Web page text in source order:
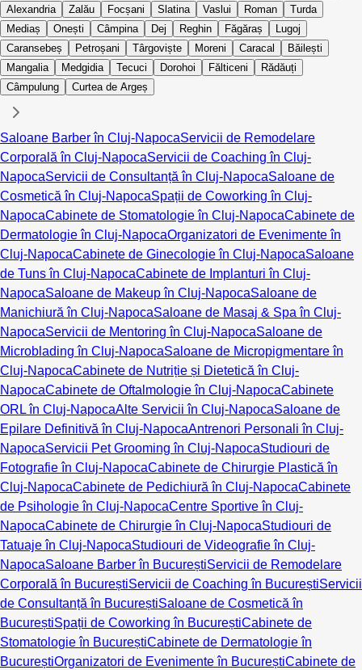
Alexandria
Zalău Focșani Slatina Vaslui Roman
Turda
Mediaș
Onești Câmpina Dej Reghin Făgăraș
Lugoj
Caransebeș
Petroșani Târgoviște Moreni Caracal
Băilești
Mangalia
Medgidia Tecuci Dorohoi Fălticeni
Rădăuți
Câmpulung
Curtea de Argeș
Saloane Barber în Cluj-NapocaServicii de Remodelare
Corporală în Cluj-NapocaServicii de Coaching în Cluj-
NapocaServicii de Consultanță în Cluj-NapocaSaloane de
Cosmetică în Cluj-NapocaSpații de Coworking în Cluj-
NapocaCabinete de Stomatologie în Cluj-NapocaCabinete de
Dermatologie în Cluj-NapocaOrganizatori de Evenimente în
Cluj-NapocaCabinete de Ginecologie în Cluj-NapocaSaloane
de Tuns în Cluj-NapocaCabinete de Implanturi în Cluj-
NapocaSaloane de Makeup în Cluj-NapocaSaloane de
Manichiură în Cluj-NapocaSaloane de Masaj & Spa în Cluj-
NapocaServicii de Mentoring în Cluj-NapocaSaloane de
Microblading în Cluj-NapocaSaloane de Micropigmentare în
Cluj-NapocaCabinete de Nutriție și Dietetică în Cluj-
NapocaCabinete de Oftalmologie în Cluj-NapocaCabinete
ORL în Cluj-NapocaAlte Servicii în Cluj-NapocaSaloane de
Epilare Definitivă în Cluj-NapocaAntrenori Personali în Cluj-
NapocaServicii Pet Grooming în Cluj-NapocaStudiouri de
Fotografie în Cluj-NapocaCabinete de Chirurgie Plastică în
Cluj-NapocaCabinete de Pedichiură în Cluj-NapocaCabinete
de Psihologie în Cluj-NapocaCentre Sportive în Cluj-
NapocaCabinete de Chirurgie în Cluj-NapocaStudiouri de
Tatuaje în Cluj-NapocaStudiouri de Videografie în Cluj-
NapocaSaloane Barber în BucureștiServicii de Remodelare
Corporală în BucureștiServicii de Coaching în BucureștiServicii
de Consultanță în BucureștiSaloane de Cosmetică în
BucureștiSpații de Coworking în BucureștiCabinete de
Stomatologie în BucureștiCabinete de Dermatologie în
BucureștiOrganizatori de Evenimente în BucureștiCabinete de